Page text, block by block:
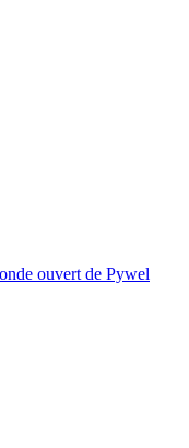
ouvert de Pywel